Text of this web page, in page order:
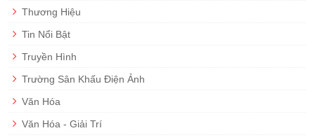
Thương Hiệu
Tin Nổi Bật
Truyền Hình
Trường Sân Khấu Điện Ảnh
Văn Hóa
Văn Hóa - Giải Trí